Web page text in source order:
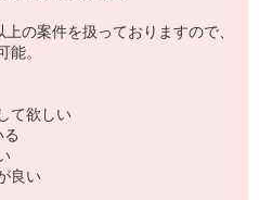
の案件を扱っておりますので、
能。
て欲しい
良い